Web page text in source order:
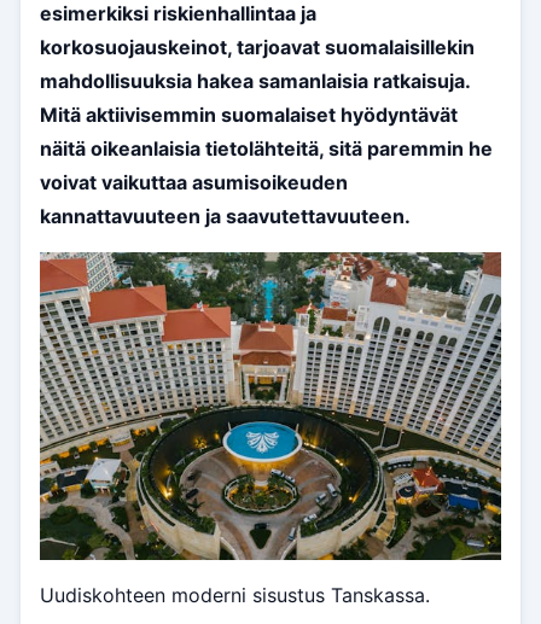
esimerkiksi riskienhallintaa ja
korkosuojauskeinot, tarjoavat suomalaisillekin
mahdollisuuksia hakea samanlaisia ratkaisuja.
Mitä aktiivisemmin suomalaiset hyödyntävät
näitä oikeanlaisia tietolähteitä, sitä paremmin he
voivat vaikuttaa asumisoikeuden
kannattavuuteen ja saavutettavuuteen.
Uudiskohteen moderni sisustus Tanskassa.